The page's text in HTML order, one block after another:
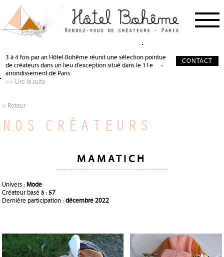
NOS CRÉATEURS
PRESSE
QUI SOMMES-NOUS ?
SALON DE THÉ
DEVENIR PARTENAIRE
3 à 4 fois par an Hôtel Bohême réunit une sélection pointue
de créateurs dans un lieu d’exception situé dans le 11e
arrondissement de Paris.
>> Lire la suite
CONTACT
< Retour
NOS CRÉATEURS
MAMATICH
Univers :Mode
Créateur basé à :57
Dernière participation :décembre 2022